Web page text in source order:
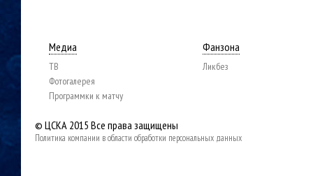
Медиа
ТВ
Фотогалерея
Программки к матчу
Фанзона
Ликбез
© ЦСКА 2015 Все права защищены
Политика компании в области обработки персональных данных